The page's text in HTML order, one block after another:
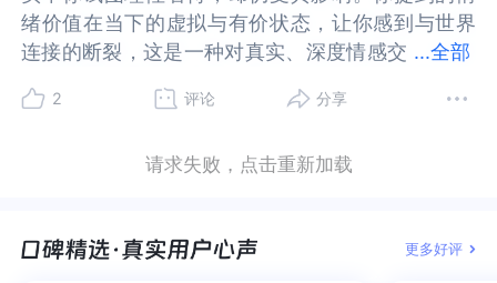
式来保护自己。🌹最后，我想说的是，你真正舍不
得是那个曾经的你，那些你曾经深刻且真实的你，
那样的你或许是有些有肉，真实存在的感觉，那是
真实的感觉，而现在你更多感觉像个工具，工具是
感受不到真实的自己，那个真实的自己被你藏起来
所以，如果可以的话，不妨试着让那个内在真实的
式来保护自己。🌹最后，我想说的是，你真正舍不
得是那个曾经的你，那些你曾经深刻且真实的你，
那样的你或许是有些有肉，真实存在的感觉，那是
真实的感觉，而现在你更多感觉像个工具，工具是
感受不到真实的自己，那个真实的自己被你藏起来
所以，如果可以的话，不妨试着让那个内在真实的
找这样的一次性的陪聊，心理咨询，短期亲密关
系，可能是因为你内心缺乏一个恒常性的客体，你
不允许或者是觉得自己不配拥有一段长期的，固定
的，可靠的关系，你害怕自己依赖上别人，害怕别
性的方式，去释放自己的情绪，为自己的情绪找到
人把你当工具，但其实你自己也在把别人当工具，
次性的陪聊，心理咨询，短期亲密关系，可能是因
为你内心缺乏一个恒常性的客体，你不允许或者是
觉得自己不配拥有一段长期的，固定的，可靠的关
系，你害怕自己依赖上别人，害怕别人吞噬了你。
释放自己的情绪，为自己的情绪找到一个出口，因
具，但其实你自己也在把别人当工具，在你的描述
揭示了你在人际关系中的不安全感和被利用的感
觉。当你感到自己被他人视为工具时，这可能触发
了你的自我保护机制，让你想要将他人也视为工
具，以此来保护自己不受伤害。这种防御机制虽然
建立真正的、有意义的人际关系。最后，你提到的
对于见证和记忆锚点的需求，这表明你对于自我认
他人的见证来确认自己的存在和价值，这可能是因
为你在内心深处感到自己的价值和存在是不稳定
人际关系中的不安全感和被利用的感觉。当你感到
自己被他人视为工具时，这可能触发了你的自我保
护机制，让你想要将他人也视为工具，以此来保护
自己不受伤害。这种防御机制虽然在短期内可能有
意义的人际关系。最后，你提到的对于见证和记忆
锚点的需求，这表明你对于自我认同和自我价值的
认自己的存在和价值，这可能是因为你在内心深处
感到自己的价值和存在是不稳定的，需要外界的确
生某个阶段所经历的、以及因此给你带来的收获、
成长和改变。正如你说，需要一个见证、一个记忆
的锚点。真正让你惦念的不是他这个人，而是那段
已经体验过了，有美好、有痛苦、有犹豫、有坚
着这样的体验感（或者说是经验）回到你的现实生
活中来，你知道了自己想要的是什么，也知道如何
的、以及因此给你带来的收获、成长和改变。正如
你说，需要一个见证、一个记忆的锚点。真正让你
惦念的不是他这个人，而是那段经历。让你难以割
美好、有痛苦、有犹豫、有坚定、有虚伪、有真
（或者说是经验）回到你的现实生活中来，你知道
了自己想要的是什么，也知道如何获得，只需要一
你感到自己被分割成无数个碎片，每一次的对话和
交流都像是在不同的情境下重新塑造自己，却始终
无法触及你内心深处最真实、最完整的自我。需要
意识到，真正的情感连接不仅仅是表面的交流，而
的成长，见证你的改变，这不是只有他可以帮你实
己的情感和行为模式，理解它们是如何形成的，以
己被分割成无数个碎片，每一次的对话和交流都像
是在不同的情境下重新塑造自己，却始终无法触及
你内心深处最真实、最完整的自我。需要意识到，
真正的情感连接不仅仅是表面的交流，而是需要深
见证你的改变，这不是只有他可以帮你实现，专业
和行为模式，理解它们是如何形成的，以及它们如
...全部
绪价值在当下的虚拟与有价状态，让你感到与世界
连接的断裂，这是一种对真实、深度情感交
等感，成为了你试图割舍却又因记忆与自我成长见
系对你的意义，不是单纯从工具性或价值衡量的角
系，还是开拓新的人际关系，以此来构建属于自己
绪价值在当下的虚拟与有价状态，让你感到与世界
连接的断裂，这是一种对真实、深度情感交流的渴
成为了你试图割舍却又因记忆与自我成长见证而犹
的意义，不是单纯从工具性或价值衡量的角度，而
开拓新的人际关系，以此来构建属于自己的情感支
2 评论 分享
请求失败，点击重新加载
更多好评